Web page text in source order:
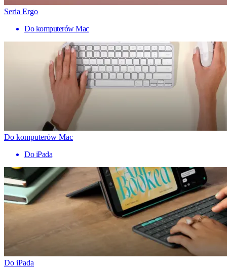
Seria Ergo
Do komputerów Mac
Do komputerów Mac
Do iPada
Do iPada